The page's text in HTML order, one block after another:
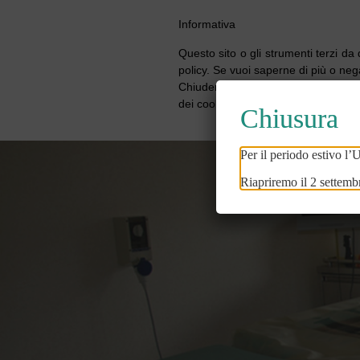
Chiusura
Per il periodo estivo
Riapriremo il 2
Informativa
Questo sito o gli strumenti terzi da
policy. Se vuoi saperne di più o
Chiudendo questo banner,
dei cookie.